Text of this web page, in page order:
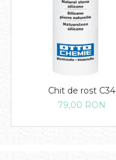
Chit de rost C34
79,00 RON